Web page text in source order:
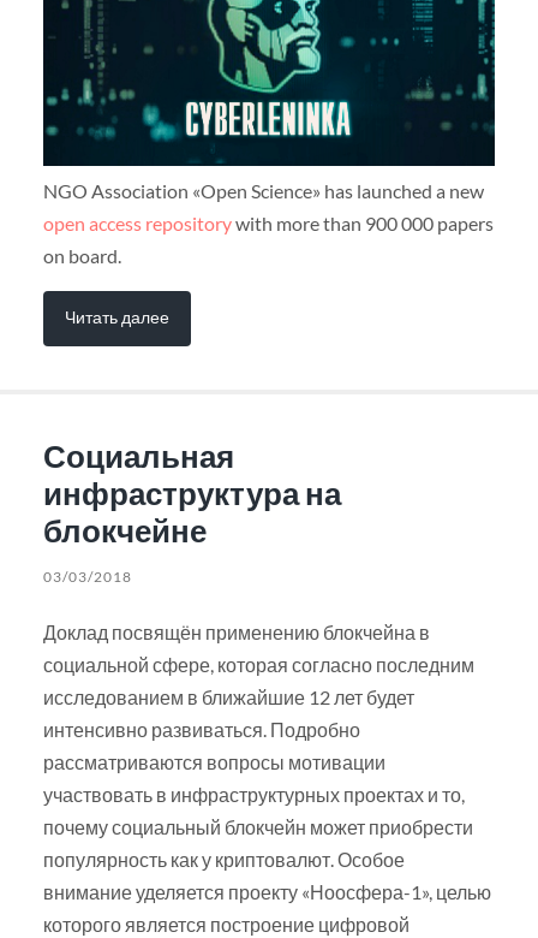
NGO Association «Open Science» has launched a new
open access repositorywith more than 900 000 papers
on board.
Читать далее
Социальная
инфраструктура на
блокчейне
03/03/2018
Доклад посвящён применению блокчейна в
социальной сфере, которая согласно последним
исследованием в ближайшие 12 лет будет
интенсивно развиваться. Подробно
рассматриваются вопросы мотивации
участвовать в инфраструктурных проектах и то,
почему социальный блокчейн может приобрести
популярность как у криптовалют. Особое
внимание уделяется проекту «Ноосфера-1», целью
которого является построение цифровой